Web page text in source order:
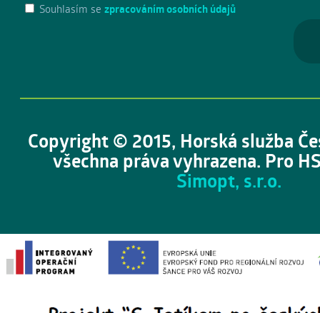
Souhlasím se zpracováním osobních údajů
Copyright © 2015, Horská služba
všechna práva vyhrazena. Pro
Simopt, s.r.o.